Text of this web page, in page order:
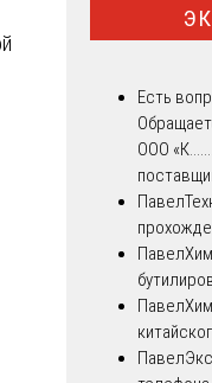
Есть
ООО
Павел
Павел
Павел
Павел